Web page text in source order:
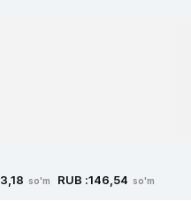
so'm RUB :146,54 so'm